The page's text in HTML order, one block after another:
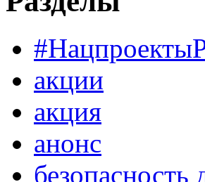
акции
акция
анонс